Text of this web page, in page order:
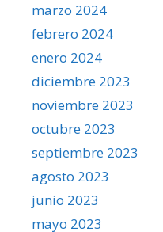
marzo 2024
febrero 2024
enero 2024
diciembre 2023
noviembre 2023
octubre 2023
septiembre 2023
agosto 2023
junio 2023
mayo 2023